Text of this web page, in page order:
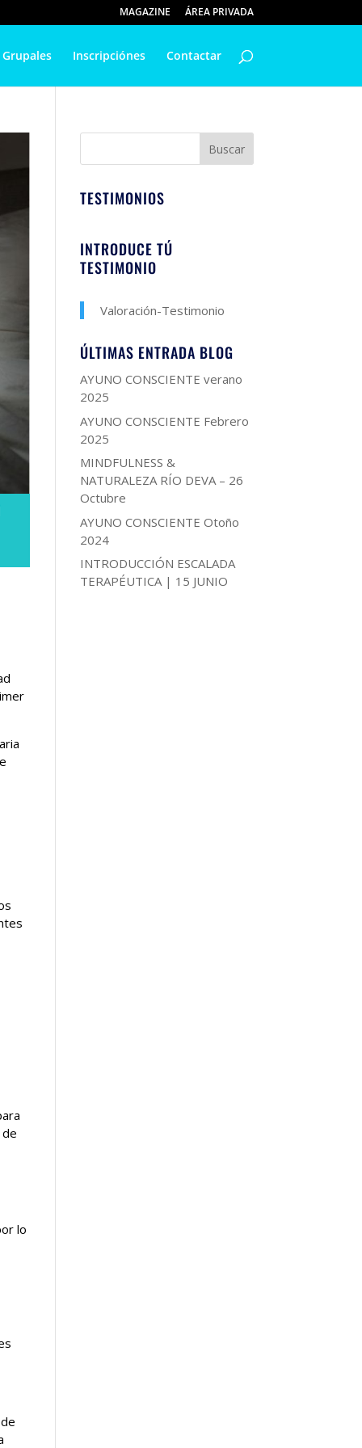
MAGAZINE ÁREA PRIVADA
Inscripciónes Contactar
lo
TESTIMONIOS
INTRODUCE TÚ
TESTIMONIO
Valoración-Testimonio
ÚLTIMAS ENTRADA BLOG
AYUNO CONSCIENTE verano
2025
AYUNO CONSCIENTE Febrero
2025
MINDFULNESS &
NATURALEZA RÍO DEVA – 26
Octubre
AYUNO CONSCIENTE Otoño
2024
INTRODUCCIÓN ESCALADA
TERAPÉUTICA | 15 JUNIO